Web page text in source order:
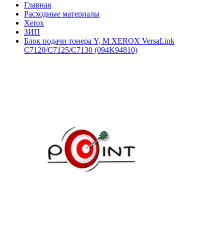
Главная
Расходные материалы
Xerox
ЗИП
Блок подачи тонера Y, M XEROX VersaLink
C7120/C7125/C7130 (094K94810)